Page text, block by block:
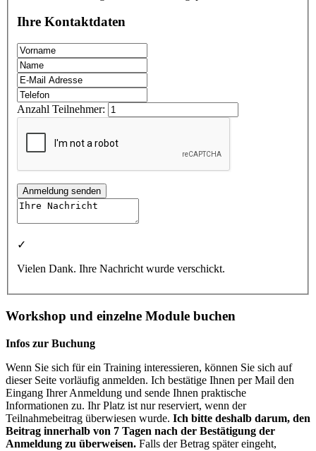
Ihre Kontaktdaten
Anzahl Teilnehmer:
Anmeldung senden
✓
Vielen Dank. Ihre Nachricht wurde verschickt.
Workshop und einzelne Module buchen
Infos zur Buchung
Wenn Sie sich für ein Training interessieren, können Sie sich auf
dieser Seite vorläufig anmelden. Ich bestätige Ihnen per Mail den
Eingang Ihrer Anmeldung und sende Ihnen praktische
Informationen zu. Ihr Platz ist nur reserviert, wenn der
Teilnahmebeitrag überwiesen wurde. Ich bitte deshalb darum, den
Beitrag innerhalb von 7 Tagen nach der Bestätigung der
Anmeldung zu überweisen. Falls der Betrag später eingeht,